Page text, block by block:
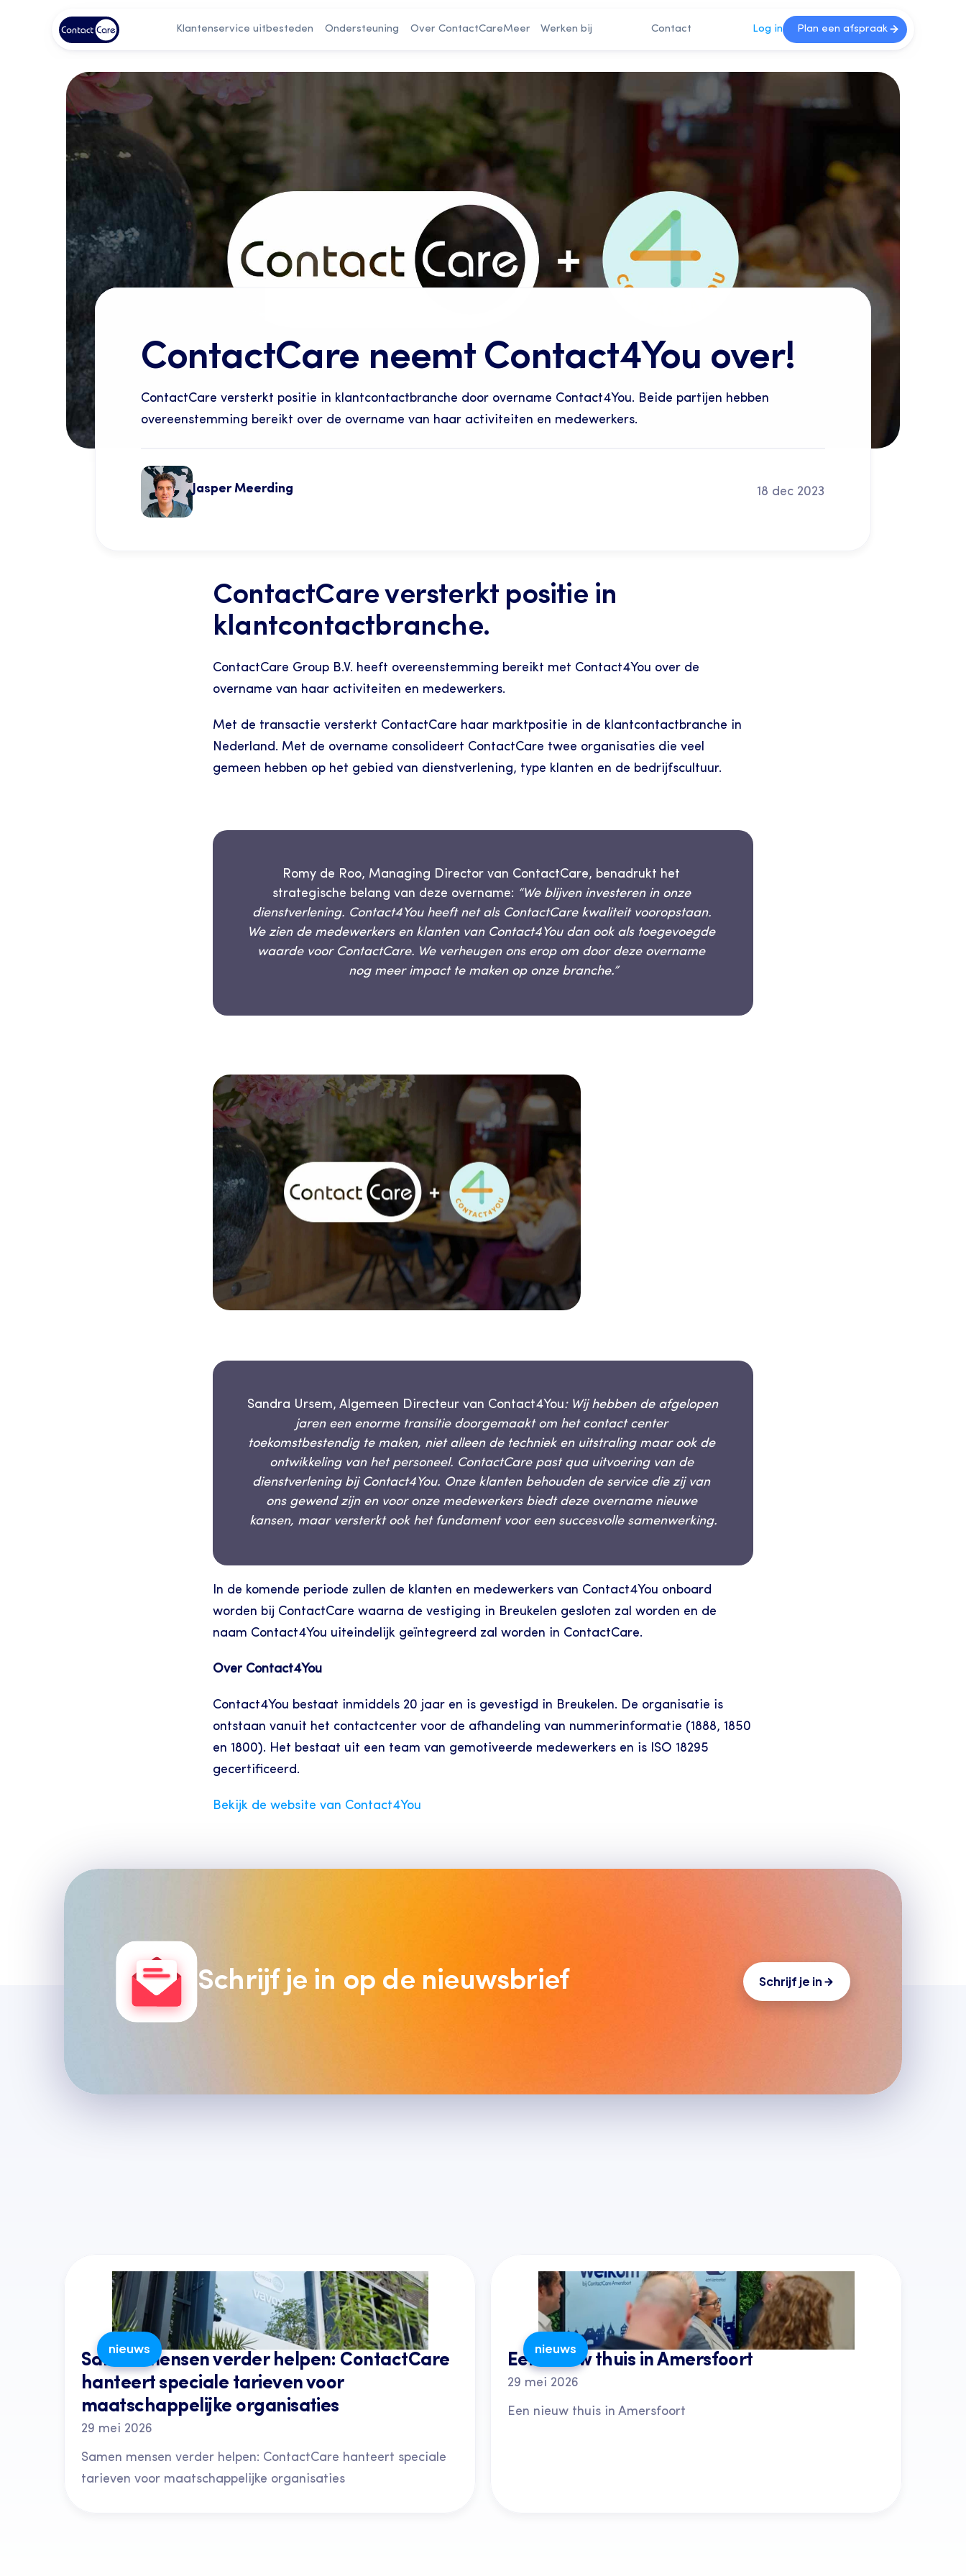
Klantenservice uitbesteden Ondersteuning Over ContactCareMeer Werken bij Contact Log in Plan een afspraak
ContactCare neemt Contact4You over!
ContactCare versterkt positie in klantcontactbranche door overname Contact4You. Beide partijen hebben
overeenstemming bereikt over de overname van haar activiteiten en medewerkers.
Jasper Meerding 18 dec 2023
ContactCare versterkt positie in
klantcontactbranche.
ContactCare Group B.V. heeft overeenstemming bereikt met Contact4You over de
overname van haar activiteiten en medewerkers.
Met de transactie versterkt ContactCare haar marktpositie in de klantcontactbranche in
Nederland. Met de overname consolideert ContactCare twee organisaties die veel
gemeen hebben op het gebied van dienstverlening, type klanten en de bedrijfscultuur.
Romy de Roo, Managing Director van ContactCare, benadrukt het
strategische belang van deze overname: “We blijven investeren in onze
dienstverlening. Contact4You heeft net als ContactCare kwaliteit vooropstaan.
We zien de medewerkers en klanten van Contact4You dan ook als toegevoegde
waarde voor ContactCare. We verheugen ons erop om door deze overname
nog meer impact te maken op onze branche.”
Sandra Ursem, Algemeen Directeur van Contact4You: Wij hebben de afgelopen
jaren een enorme transitie doorgemaakt om het contact center
toekomstbestendig te maken, niet alleen de techniek en uitstraling maar ook de
ontwikkeling van het personeel. ContactCare past qua uitvoering van de
dienstverlening bij Contact4You. Onze klanten behouden de service die zij van
ons gewend zijn en voor onze medewerkers biedt deze overname nieuwe
kansen, maar versterkt ook het fundament voor een succesvolle samenwerking.
In de komende periode zullen de klanten en medewerkers van Contact4You onboard
worden bij ContactCare waarna de vestiging in Breukelen gesloten zal worden en de
naam Contact4You uiteindelijk geïntegreerd zal worden in ContactCare.
Over Contact4You
Contact4You bestaat inmiddels 20 jaar en is gevestigd in Breukelen. De organisatie is
ontstaan vanuit het contactcenter voor de afhandeling van nummerinformatie (1888, 1850
en 1800). Het bestaat uit een team van gemotiveerde medewerkers en is ISO 18295
gecertificeerd.
Bekijk de website van Contact4You
Schrijf je in op de nieuwsbrief Schrijf je in
nieuws
Samen mensen verder helpen: ContactCare
hanteert speciale tarieven voor
maatschappelijke organisaties
29 mei 2026
Samen mensen verder helpen: ContactCare hanteert speciale
tarieven voor maatschappelijke organisaties
nieuws
Een nieuw thuis in Amersfoort
29 mei 2026
Een nieuw thuis in Amersfoort